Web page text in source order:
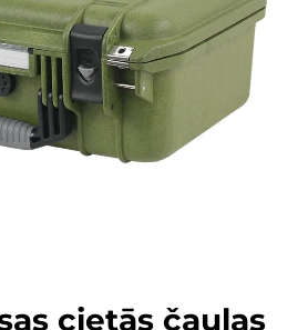
cietās čaulas